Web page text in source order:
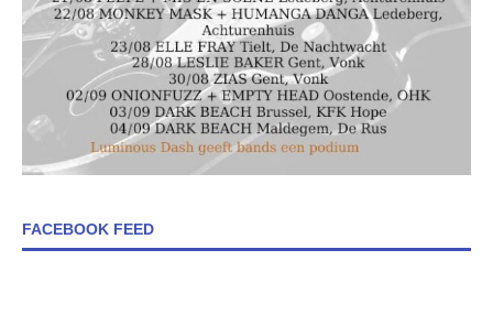
FACEBOOK FEED